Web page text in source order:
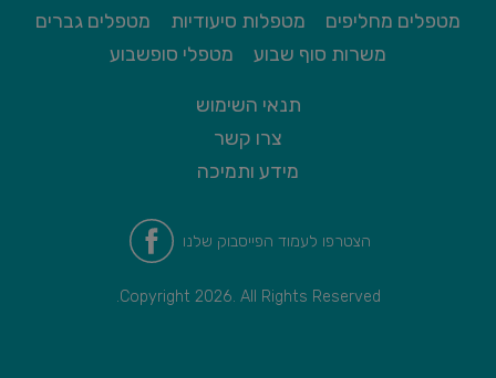
מטפלים מחליפים
מטפלות סיעודיות
מטפלים גברים
משרות סוף שבוע
מטפלי סופשבוע
תנאי השימוש
צרו קשר
מידע ותמיכה
הצטרפו לעמוד הפייסבוק שלנו
Copyright 2026. All Rights Reserved.